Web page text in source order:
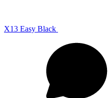
X13 Easy Black